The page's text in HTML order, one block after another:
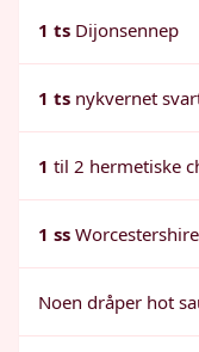
1 ts Dijonsennep
1 ts nykvernet
1 til 2 hermetiske
1 ss
Noen dråper hot